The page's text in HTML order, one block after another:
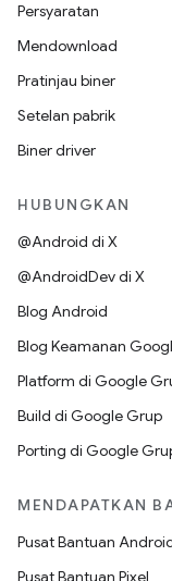
Persyaratan
Mendownload
Pratinjau biner
Setelan pabrik
Biner driver
HUBUNGKAN
@Android di X
@AndroidDev di X
Blog Android
Blog Keamanan
Platform di Google
Build di Google Grup
Porting di Google
MENDAPATKAN
Pusat Bantuan
Pusat Bantuan Pixel